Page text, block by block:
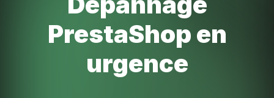
PrestaShop en
urgence